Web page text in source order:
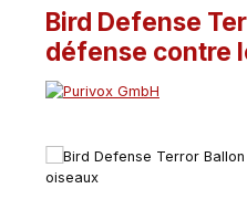
Bird Defense
défense contre
Ignorer la galerie d'images